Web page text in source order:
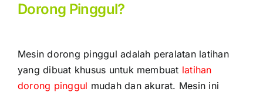
Dorong Pinggul?
Mesin dorong pinggul adalah peralatan latihan
yang dibuat khusus untuk membuat latihan
dorong pinggul mudah dan akurat. Mesin ini